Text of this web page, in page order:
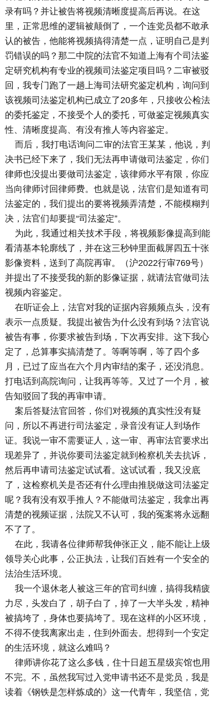
录有吗？并让被告将视频清晰度提高后再说。在这
里，正常思维的逻辑被颠倒了，一个连党员都不敢承
认的被告，他能将视频搞得清楚一点，证明自己是判
罚错误的吗？那二中院的法官不知道上海有个司法鉴
定研究机构有专业的视频司法鉴定项目吗？二审被驳
回，我专门跑了一趟上海司法研究鉴定机构，询问到
该视频司法鉴定机构已成立了20多年，只接收公检法
的委托鉴定，不接受个人的委托，可做鉴定视频真实
性、清晰度提高、有没有推人等内容鉴定。
而后，我打电话询问二审的法官王某某，他说，判
决书已经下来了，我们无法再申请做司法鉴定，你们
律师也没提出要做司法鉴定，该律师水平有限，你应
当向律师讨回律师费。也就是说，法官们是知道有司
法鉴定的，我们提出的要将视频弄清楚，不能模糊判
决，法官们却要提“司法鉴定”。
为此，我通过相关技术手段，将视频影像提高到能
看清基本轮廓线了，并在这三秒钟里面截屏四五十张
影像资料，送到了高院再审。（沪2022行审769号）
并提出了不接受我的新的影像证据，就请法官做司法
视频内容鉴定。
在听证会上，法官对我的证据内容频频点头，没有
表示一点质疑。我提出被告为什么没有到场？法官说
被告有事，你要求被告到场，下次再安排。这下我心
定了，总算事实搞清楚了。等啊等啊，等了四个多
月，已过了应当在六个月内审结的案子，还没消息。
打电话到高院询问，让我再等等。又过了一个月，被
告知驳回了我的再审申请。
案后答疑法官回答，你们对视频的真实性没有疑
问，所以不再进行司法鉴定，录音没有证人到场作
证。我说一审不需要证人，这一审、再审法官要求出
现差异了，并说你要司法鉴定就到检察机关去抗诉，
然后再申请司法鉴定试试看。这试试看，我又没底
了，这检察机关是否还有什么理由推脱做这司法鉴定
呢？我有没有双手推人？不能做司法鉴定，我拿出再
清楚的视频证据，法院又不认可，我的冤案将永远翻
不了了。
在此，我请各位律师帮我伸张正义，能不能让上级
领导关心此事，公正执法，让我们百姓有一个安全的
法治生活环境。
我一个退休老人被这三年的官司纠缠，搞得我精疲
力尽，头发白了，胡子白了，掉了一大半头发，精神
被搞垮了，身体也要搞垮了。现在这样的小区环境，
不得不使我离家出走，住到外面去。想得到一个安定
的生活环境，就这么难吗？
律师讲你花了这么多钱，住十日超五星级宾馆也用
不完。不，虽然我写过入党申请书还不是党员，我是
读着《钢铁是怎样炼成的》这一代青年，我坚信，党